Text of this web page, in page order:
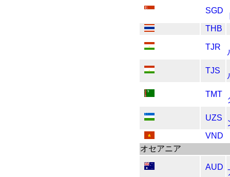
SGD
THB
TJR
TJS
TMT
UZS
VND
オセアニア
AUD